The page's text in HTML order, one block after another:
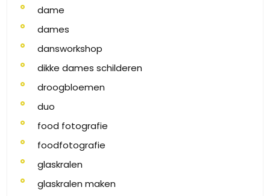
dame
dames
dansworkshop
dikke dames schilderen
droogbloemen
duo
food fotografie
foodfotografie
glaskralen
glaskralen maken